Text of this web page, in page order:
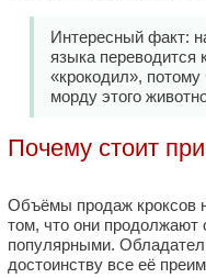
Интересный факт:
языка переводится
«крокодил»,
морду этого
Почему стоит
Объёмы продаж кроксов
том, что они продолжают
популярными.
достоинству все её